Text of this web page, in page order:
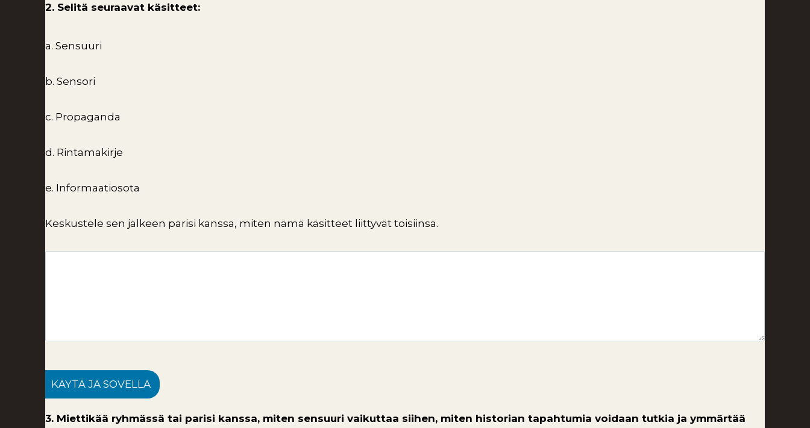
2. Selitä seuraavat käsitteet:
a. Sensuuri
b. Sensori
c. Propaganda
d. Rintamakirje
e. Informaatiosota
Keskustele sen jälkeen parisi kanssa, miten nämä käsitteet liittyvät toisiinsa.
KÄYTÄ JA SOVELLA
3. Miettikää ryhmässä tai parisi kanssa, miten sensuuri vaikuttaa siihen, miten historian tapahtumia voidaan tutkia ja ymmärtää